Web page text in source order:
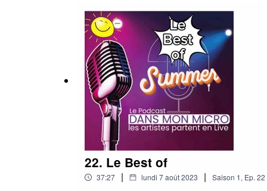
22. Le Best of
37:27 | lundi 7 août 2023 | Saison 1, Ep. 22